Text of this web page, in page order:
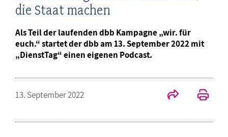
die Staat machen
Als Teil der laufenden dbb Kampagne „wir. für
euch.“ startet der dbb am 13. September 2022 mit
„DienstTag“ einen eigenen Podcast.
13. September 2022